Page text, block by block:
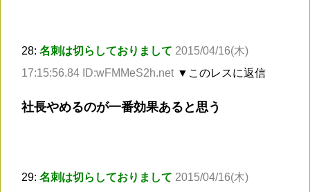
28: 名刺は切らしておりまして 2015/04/16(木)
17:15:56.84 ID:wFMMeS2h.net ▼このレスに返信
社長やめるのが一番効果あると思う
29: 名刺は切らしておりまして 2015/04/16(木)